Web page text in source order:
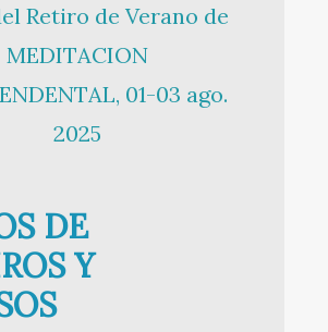
Retiro de Verano de
MEDITACION
01-03 ago.
2025
DE
Y